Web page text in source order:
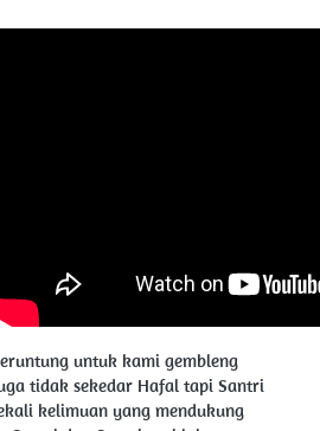
untuk kami gembleng
tidak sekedar Hafal tapi Santri
kelimuan yang mendukung